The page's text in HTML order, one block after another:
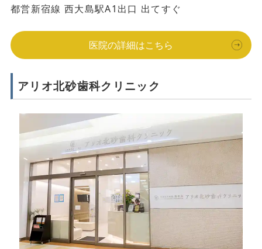
都営新宿線 西大島駅A1出口 出てすぐ
医院の詳細はこちら
アリオ北砂歯科クリニック